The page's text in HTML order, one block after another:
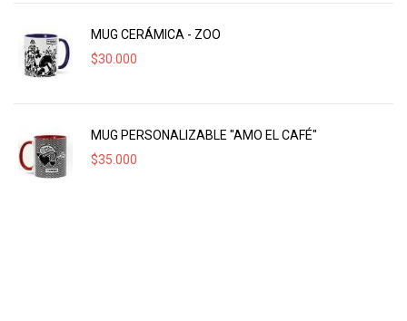
MUG CERÁMICA - ZOO
$30.000
MUG PERSONALIZABLE "AMO EL CAFÉ"
$35.000